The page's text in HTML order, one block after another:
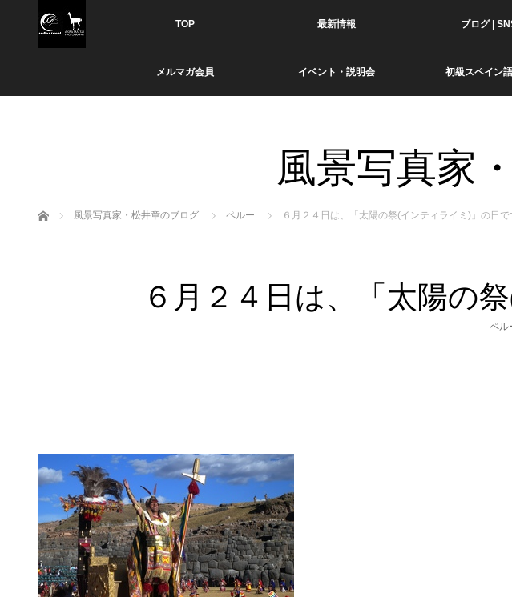
TOP 最新情報 ブログ |
メルマガ会員 イベント・説明会 初級スペイン
風景写真家
ホーム 風景写真家・松井章のブログ ペルー ６月２４日は、「太陽の祭(インティライミ)」の日で
６月２４日は、「太陽の
ペル